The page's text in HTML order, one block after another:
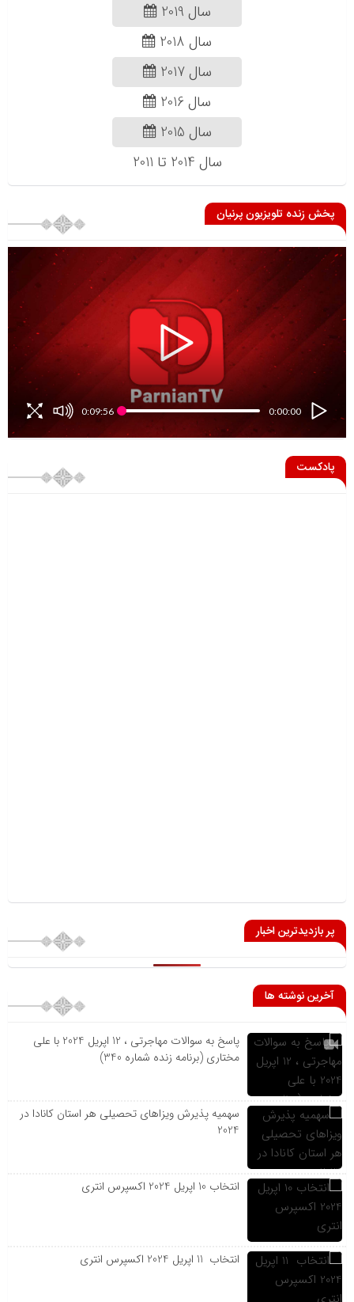
سال 2019
سال 2018
سال 2017
سال 2016
سال 2015
سال 2014 تا 2011
پخش زنده تلویزیون پرنیان
0:00:00
0:09:56
پادکست
پر بازدیدترین اخبار
آخرین نوشته ها
پاسخ به سوالات مهاجرتی ، 12 اپریل 2024 با علی
مختاری (برنامه زنده شماره 340)
سهمیه پذیرش ویزاهای تحصیلی هر استان‌ کانادا در
2024
انتخاب 10 اپریل 2024 اکسپرس انتری
انتخاب 11 اپریل 2024 اکسپرس انتری